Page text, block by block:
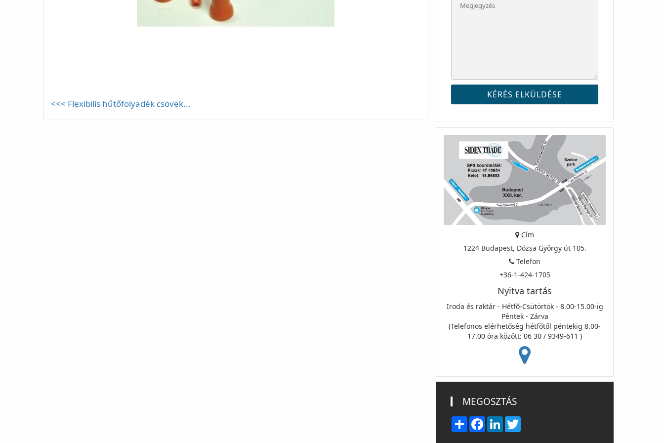
<<< Flexibilis hűtőfolyadék csövek...
Cím
1224 Budapest, Dózsa György út 105.
Telefon
+36-1-424-1705
Nyitva tartás
Iroda és raktár - Hétfő-Csütörtök - 8.00-15.00-ig
Péntek - Zárva
(Telefonos elérhetőség hétfőtől péntekig 8.00-
17.00 óra között: 06 30 / 9349-611 )
MEGOSZTÁS
Share FacebookLinkedIn